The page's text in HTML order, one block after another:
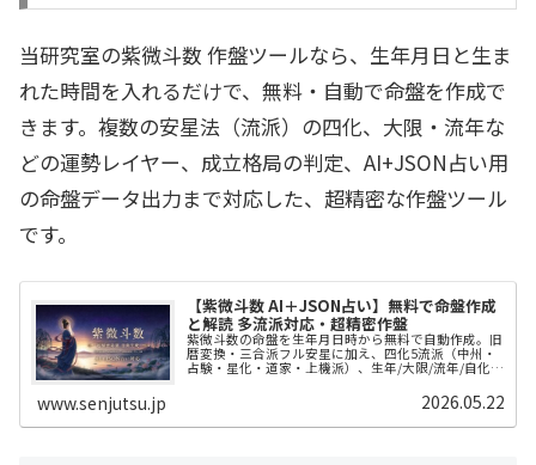
当研究室の紫微斗数 作盤ツールなら、生年月日と生ま
れた時間を入れるだけで、無料・自動で命盤を作成で
きます。複数の安星法（流派）の四化、大限・流年な
どの運勢レイヤー、成立格局の判定、AI+JSON占い用
の命盤データ出力まで対応した、超精密な作盤ツール
です。
【紫微斗数 AI＋JSON占い】無料で命盤作成
と解読 多流派対応・超精密作盤
紫微斗数の命盤を生年月日時から無料で自動作成。旧
暦変換・三合派フル安星に加え、四化5流派（中州・
占験・星化・道家・上機派）、生年/大限/流年/自化の
閏月・諸星の算出法も選べ、計算はブラウザ内で完結
します。命盤はAI占い用JSONで書き出せて、
ChatGPT・GeminiでのAI+JSON占いにもそのまま使
www.senjutsu.jp 2026.05.22